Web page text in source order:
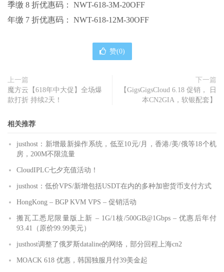
季缴 8 折优惠码： NWT-618-3M-20OFF
年缴 7 折优惠码： NWT-618-12M-30OFF
赞(0)
上一篇
魔方云【618年中大促】全场爆
款打折 持续2天！
下一篇
【GigsGigsCloud 6.18 促销， 日
本CN2GIA，软银配套】
相关推荐
justhost：新增最新操作系统，低至10元/月，香港/美/俄等18个机
房，200M不限流量
CloudIPLC七夕充值活动！
justhost：低价VPS/新增包括USDT在内的多种加密货币支付方式
HongKong – BGP KVM VPS – 促销活动
搬瓦工悉尼限量版上新 – 1G/1核/500GB@1Gbps – 优惠后年付
93.41（原价99.99美元）
justhost调整了俄罗斯dataline的网络，部分回程上海cn2
MOACK 618 优惠，韩国独服月付39美金起